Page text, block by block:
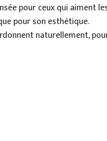
pour ceux qui aiment
pour son esthétique.
naturellement,